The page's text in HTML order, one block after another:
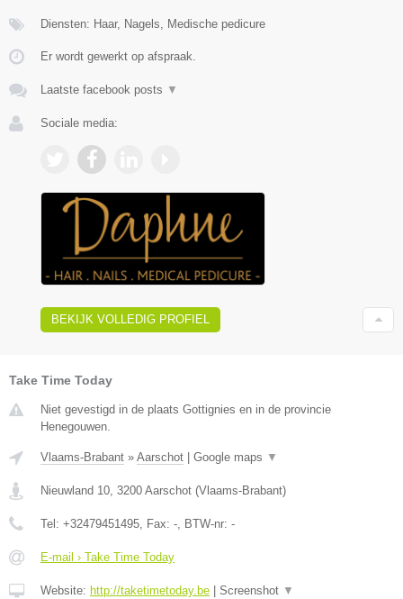
Diensten: Haar, Nagels, Medische pedicure
Er wordt gewerkt op afspraak.
Laatste facebook posts ▼
Sociale media:
BEKIJK VOLLEDIG PROFIEL
Take Time Today
Niet gevestigd in de plaats Gottignies en in de provincie
Henegouwen.
Vlaams-Brabant » Aarschot Google maps ▼
Nieuwland 10, 3200 Aarschot (Vlaams-Brabant)
Tel: +32479451495, Fax: -, BTW-nr: -
E-mail › Take Time Today
Website: http://taketimetoday.be Screenshot ▼